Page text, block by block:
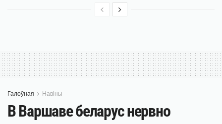
Галоўная Навіны
В Варшаве беларус нервно